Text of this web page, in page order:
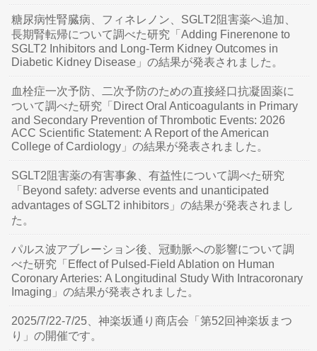
糖尿病性腎臓病、フィネレノン、SGLT2阻害薬へ追加、
長期腎転帰について調べた研究「Adding Finerenone to
SGLT2 Inhibitors and Long-Term Kidney Outcomes in
Diabetic Kidney Disease」の結果が発表されました。
血栓症一次予防、二次予防のための直接経口抗凝固薬に
ついて調べた研究「Direct Oral Anticoagulants in Primary
and Secondary Prevention of Thrombotic Events: 2026
ACC Scientific Statement: A Report of the American
College of Cardiology」の結果が発表されました。
SGLT2阻害薬の有害事象、有益性について調べた研究
「Beyond safety: adverse events and unanticipated
advantages of SGLT2 inhibitors」の結果が発表されまし
た。
パルス波アブレーション後、冠動脈への影響について調
べた研究「Effect of Pulsed-Field Ablation on Human
Coronary Arteries: A Longitudinal Study With Intracoronary
Imaging」の結果が発表されました。
2025/7/22-7/25、神楽坂通り商店会「第52回神楽坂まつ
り」の開催です。